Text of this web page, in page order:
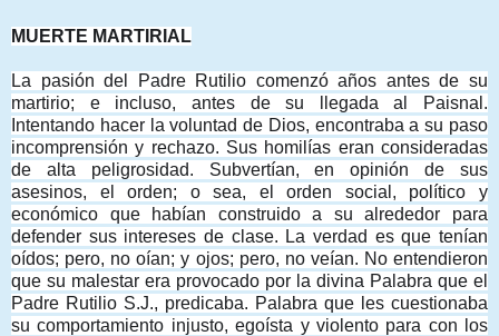
MUERTE MARTIRIAL
La pasión del Padre Rutilio comenzó años antes de su
martirio; e incluso, antes de su llegada al Paisnal.
Intentando hacer la voluntad de Dios, encontraba a su paso
incomprensión y rechazo. Sus homilías eran consideradas
de alta peligrosidad. Subvertían, en opinión de sus
asesinos, el orden; o sea, el orden social, político y
económico que habían construido a su alrededor para
defender sus intereses de clase. La verdad es que tenían
oídos; pero, no oían; y ojos; pero, no veían. No entendieron
que su malestar era provocado por la divina Palabra que el
Padre Rutilio S.J., predicaba. Palabra que les cuestionaba
su comportamiento injusto, egoísta y violento para con los